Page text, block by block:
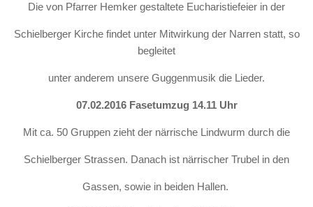
Die von Pfarrer Hemker gestaltete Eucharistiefeier in der
Schielberger Kirche findet unter Mitwirkung der Narren statt, so
begleitet
unter anderem unsere Guggenmusik die Lieder.
07.02.2016 Fasetumzug 14.11 Uhr
Mit ca. 50 Gruppen zieht der närrische Lindwurm durch die
Schielberger Strassen. Danach ist närrischer Trubel in den
Gassen, sowie in beiden Hallen.